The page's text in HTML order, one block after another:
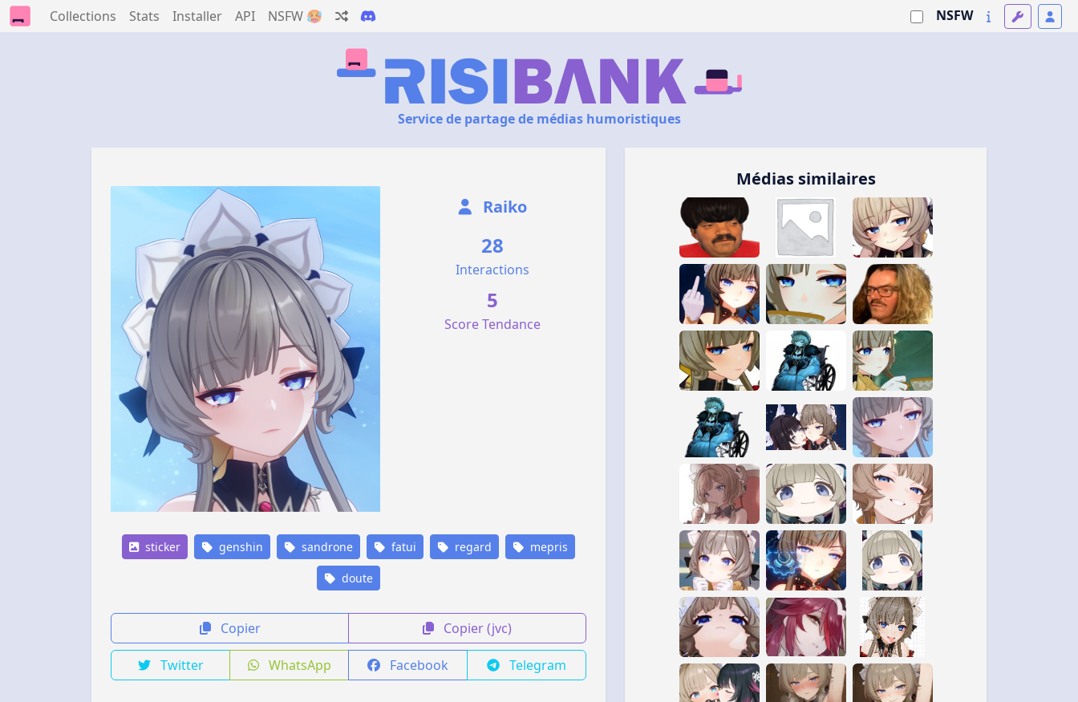
Collections Stats Installer API NSFW 🥵 NSFW
Service de partage de médias humoristiques
Raiko
28
Interactions
5
Score Tendance
sticker genshin sandrone fatui regard mepris
doute
Copier Copier (jvc)
Twitter WhatsApp Facebook Telegram
Médias similaires